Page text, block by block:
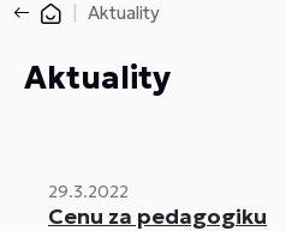
Aktuality
Aktuality
29.3.2022
Cenu za pedagogiku